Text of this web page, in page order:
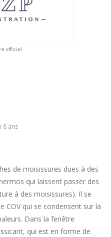
officiel
8 ans
de moisissures dues à des
qui laissent passer des
à des moisissures). Il se
COV qui se condensent sur la
Dans la fenêtre
qui est en forme de